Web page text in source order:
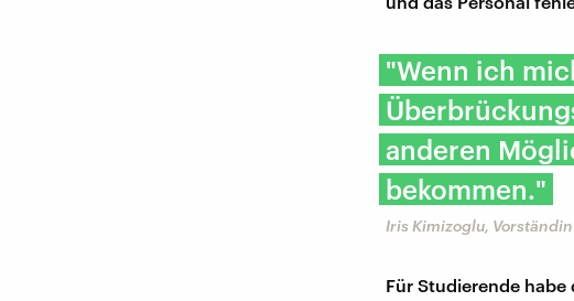
"Wenn ich
anderen
bekommen."
Iris Kimizoglu,
Für Studierende